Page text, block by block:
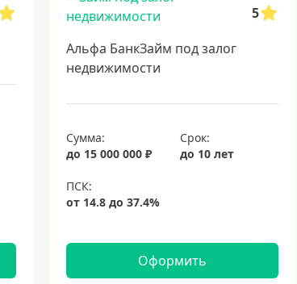
5
Альфа БанкЗайм под залог
недвижимости
Сумма:
до 15 000 000 ₽
Срок:
до 10 лет
Оформить